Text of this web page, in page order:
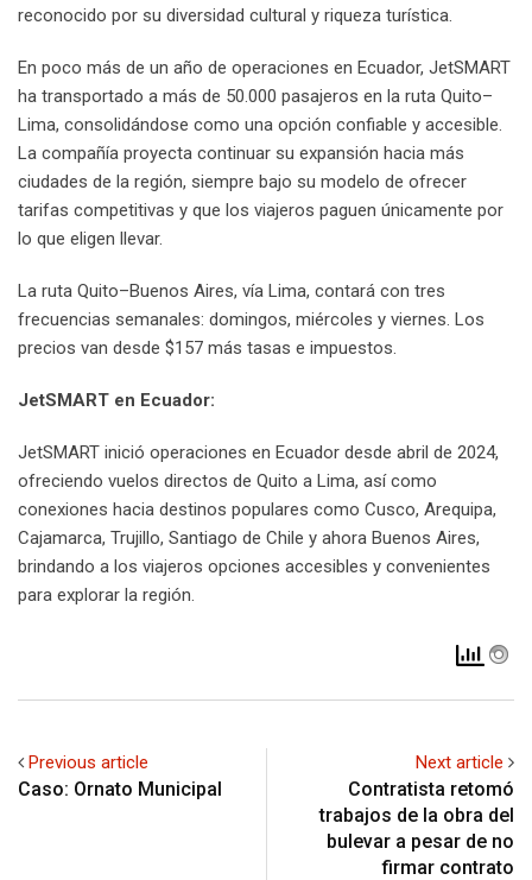
reconocido por su diversidad cultural y riqueza turística.
En poco más de un año de operaciones en Ecuador, JetSMART
ha transportado a más de 50.000 pasajeros en la ruta Quito–
Lima, consolidándose como una opción confiable y accesible.
La compañía proyecta continuar su expansión hacia más
ciudades de la región, siempre bajo su modelo de ofrecer
tarifas competitivas y que los viajeros paguen únicamente por
lo que eligen llevar.
La ruta Quito–Buenos Aires, vía Lima, contará con tres
frecuencias semanales: domingos, miércoles y viernes. Los
precios van desde $157 más tasas e impuestos.
JetSMART en Ecuador:
JetSMART inició operaciones en Ecuador desde abril de 2024,
ofreciendo vuelos directos de Quito a Lima, así como
conexiones hacia destinos populares como Cusco, Arequipa,
Cajamarca, Trujillo, Santiago de Chile y ahora Buenos Aires,
brindando a los viajeros opciones accesibles y convenientes
para explorar la región.
Previous article
Caso: Ornato Municipal
Next article
Contratista retomó
trabajos de la obra del
bulevar a pesar de no
firmar contrato